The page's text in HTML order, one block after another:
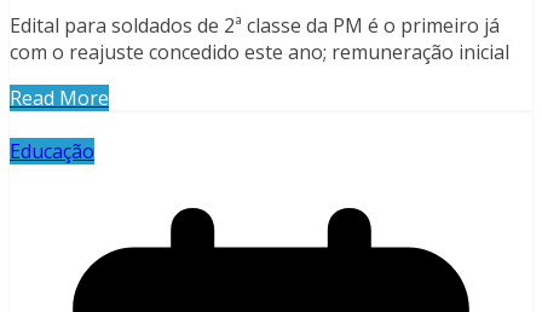
Edital para soldados de 2ª classe da PM é o primeiro já
com o reajuste concedido este ano; remuneração inicial
Read More
Educação